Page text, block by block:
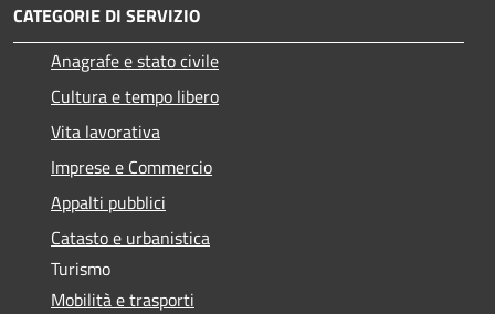
CATEGORIE DI SERVIZIO
Anagrafe e stato civile
Cultura e tempo libero
Vita lavorativa
Imprese e Commercio
Appalti pubblici
Catasto e urbanistica
Turismo
Mobilità e trasporti